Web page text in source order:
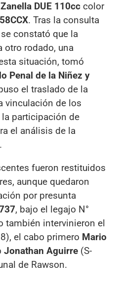
Zanella DUE 110cc color
. Tras la consulta
se constató que la
otro rodado, una
situación, tomó
Penal de la Niñez y
el traslado de la
vinculación de los
participación de
el análisis de la
fueron restituidos
aunque quedaron
por presunta
, bajo el legajo N°
también intervinieron el
el cabo primero Mario
Jonathan Aguirre (S-
de Rawson.